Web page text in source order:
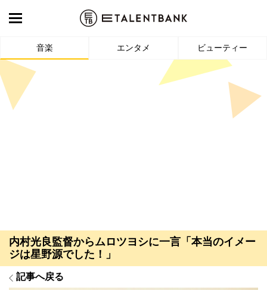
音楽 エンタメ ビューティー
内村光良監督からムロツヨシに一言「本当のイメー
ジは星野源でした！」
記事へ戻る